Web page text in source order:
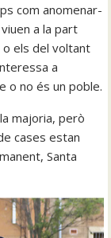
com anomenar-
a la part
o els del voltant
a
o no és un poble.
majoria, però
cases estan
Santa